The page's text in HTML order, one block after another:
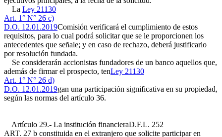
La Ley 21130
Art. 1° N° 26 c)
D.O. 12.01.2019Comisión verificará el cumplimiento de estos
requisitos, para lo cual podrá solicitar que se le proporcionen los
antecedentes que señale; y en caso de rechazo, deberá justificarlo
por resolución fundada.
Se considerarán accionistas fundadores de un banco aquellos que,
además de firmar el prospecto, tenLey 21130
Art. 1° N° 26 d)
D.O. 12.01.2019gan una participación significativa en su propiedad,
según las normas del artículo 36.
Artículo 29.- La institución financieraD.F.L. 252
ART. 27 b constituida en el extranjero que solicite participar en